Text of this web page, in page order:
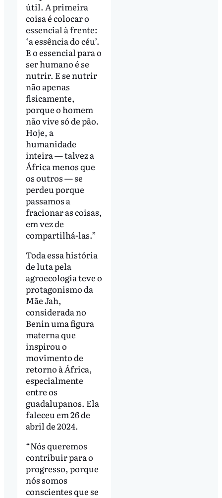
útil. A primeira
coisa é colocar o
essencial à frente:
‘a essência do céu’.
E o essencial para o
ser humano é se
nutrir. E se nutrir
não apenas
fisicamente,
porque o homem
não vive só de pão.
Hoje, a
humanidade
inteira — talvez a
África menos que
os outros — se
perdeu porque
passamos a
fracionar as coisas,
em vez de
compartilhá-las.”
Toda essa história
de luta pela
agroecologia teve o
protagonismo da
Mãe Jah,
considerada no
Benin uma figura
materna que
inspirou o
movimento de
retorno à África,
especialmente
entre os
guadalupanos. Ela
faleceu em 26 de
abril de 2024.
“Nós queremos
contribuir para o
progresso, porque
nós somos
conscientes que se